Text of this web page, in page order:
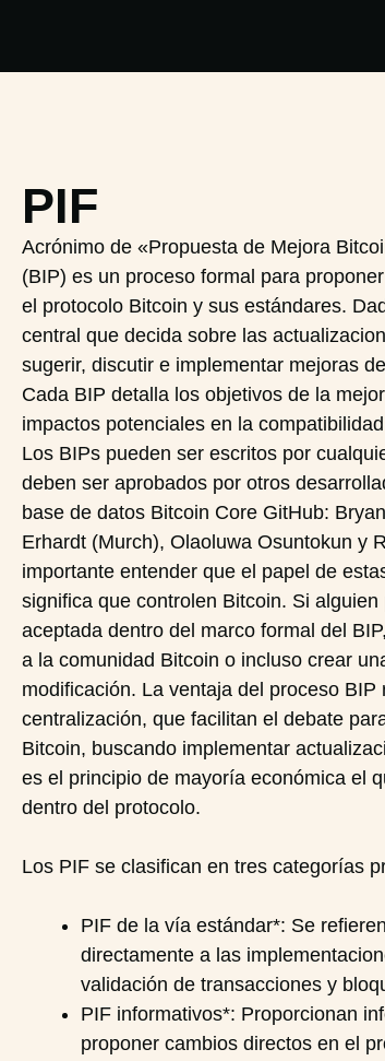
PIF
Acrónimo de «Propuesta de Mejora
(BIP) es un proceso formal para
el protocolo Bitcoin y sus estándares.
central que decida sobre las
sugerir, discutir e implementar mejoras
Cada BIP detalla los objetivos de la
impactos potenciales en la
Los BIPs pueden ser escritos por
deben ser aprobados por otros
base de datos Bitcoin Core GitHub:
Erhardt (Murch), Olaoluwa Osuntokun y
importante entender que el papel de
significa que controlen Bitcoin. Si
aceptada dentro del marco formal del
a la comunidad Bitcoin o incluso crear
modificación. La ventaja del proceso
centralización, que facilitan el debate
Bitcoin, buscando implementar
es el principio de mayoría económica el
dentro del protocolo.
Los PIF se clasifican en tres categorías
PIF de la vía estándar*: Se
directamente a las
validación de transacciones y
PIF informativos*: Proporcionan
proponer cambios directos en el